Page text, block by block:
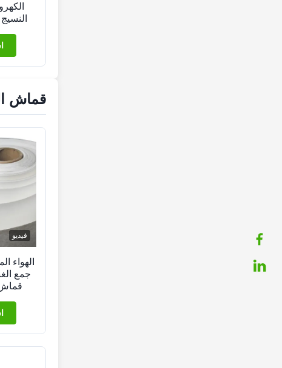
قماش
فيديو
الهواء
جمع